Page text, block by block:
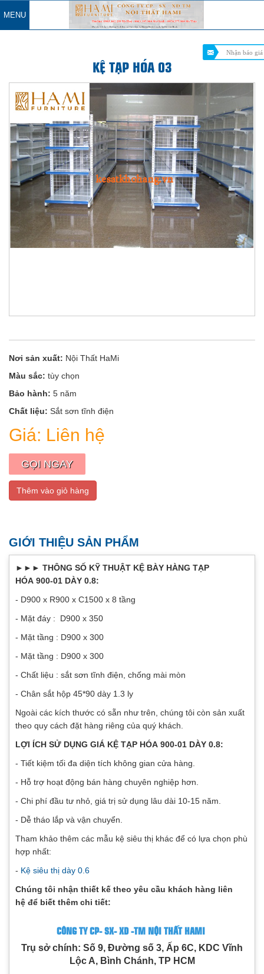
MENU
KỆ TẠP HÓA 03
Nơi sản xuất: Nội Thất HaMi
Màu sắc: tùy chọn
Bảo hành: 5 năm
Chất liệu: Sắt sơn tĩnh điện
Giá: Liên hệ
GỌI NGAY
Thêm vào giỏ hàng
GIỚI THIỆU SẢN PHẨM
►►► THÔNG SỐ KỸ THUẬT KỆ BÀY HÀNG TẠP
HÓA 900-01 DÀY 0.8:
- D900 x R900 x C1500 x 8 tầng
- Mặt đáy : D900 x 350
- Mặt tầng : D900 x 300
- Mặt tầng : D900 x 300
- Chất liệu : sắt sơn tĩnh điện, chống mài mòn
- Chân sắt hộp 45*90 dày 1.3 ly
Ngoài các kích thước có sẵn như trên, chúng tôi còn sản xuất
theo quy cách đặt hàng riêng của quý khách.
LỢI ÍCH SỬ DỤNG GIÁ KỆ TẠP HÓA 900-01 DÀY 0.8:
- Tiết kiệm tối đa diện tích không gian cửa hàng.
- Hỗ trợ hoạt động bán hàng chuyên nghiệp hơn.
- Chi phí đầu tư nhỏ, giá trị sử dụng lâu dài 10-15 năm.
- Dễ tháo lắp và vận chuyển.
Tham khảo thêm các mẫu kệ siêu thị khác để có lựa chọn phù
hợp nhất:
- Kệ siêu thị dày 0.6
Chúng tôi nhận thiết kế theo yêu cầu khách hàng liên
hệ để biết thêm chi tiết:
CÔNG TY CP- SX- XD -TM NỘI THẤT HAMI
Trụ sở chính: Số 9, Đường số 3, Ấp 6C, KDC Vĩnh
Lộc A, Bình Chánh, TP HCM
Nhận báo giá